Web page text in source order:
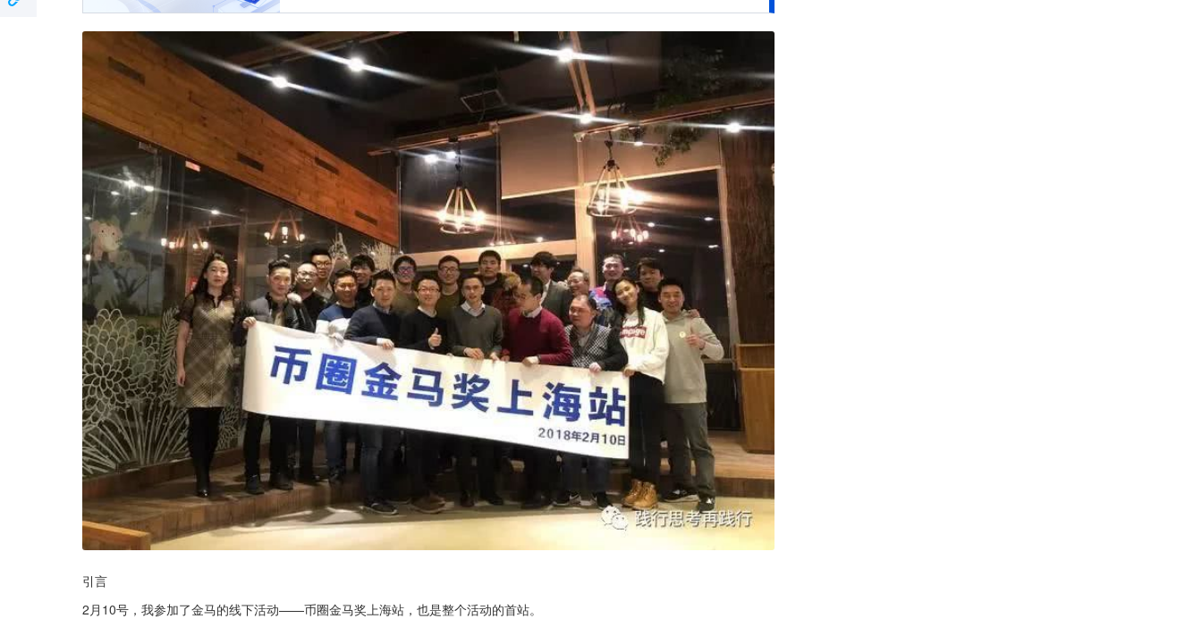
引言
2月10号，我参加了金马的线下活动——币圈金马奖上海站，也是整个活动的首站。